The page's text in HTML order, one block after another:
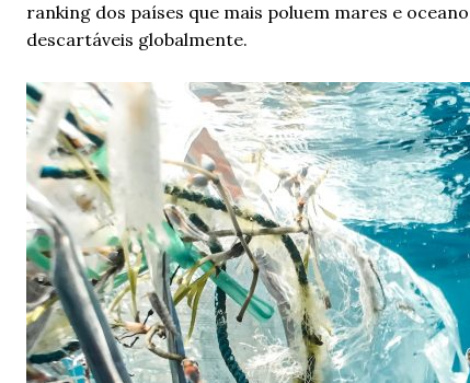
ranking dos países que mais poluem mares e
descartáveis globalmente.